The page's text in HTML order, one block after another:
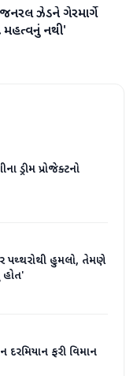
'જનરલ ઝેડને ગેરમાર્ગે
મહત્વનું નથી'
ડ્રીમ પ્રોજેક્ટનો
પથ્થરોથી હુમલો, તેમણે
હોત'
દરમિયાન ફરી વિમાન